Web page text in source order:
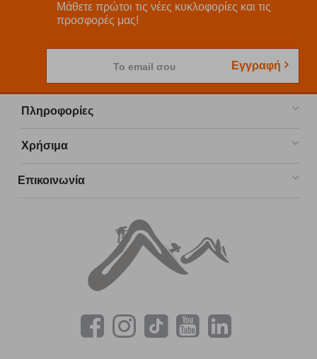
Μάθετε πρώτοι τις νέες κυκλοφορίες και τις
προσφορές μας!
Το email σου Εγγραφή
Πληροφορίες
Χρήσιμα
Επικοινωνία